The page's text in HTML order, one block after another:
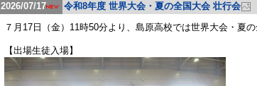
2026/07/17
令和8年度 世界大会・夏の全国大会 壮行会
７月17日（金）11時50分より、島原高校では世界大会・夏
【出場生徒入場】